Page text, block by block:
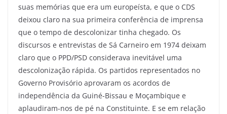
suas memórias que era um europeísta, e que o CDS
deixou claro na sua primeira conferência de imprensa
que o tempo de descolonizar tinha chegado. Os
discursos e entrevistas de Sá Carneiro em 1974 deixam
claro que o PPD/PSD considerava inevitável uma
descolonização rápida. Os partidos representados no
Governo Provisório aprovaram os acordos de
independência da Guiné-Bissau e Moçambique e
aplaudiram-nos de pé na Constituinte. E se em relação